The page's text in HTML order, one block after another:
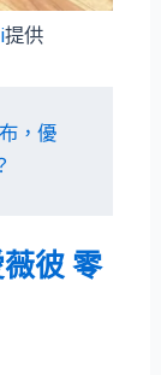
提供
，優
彼 零